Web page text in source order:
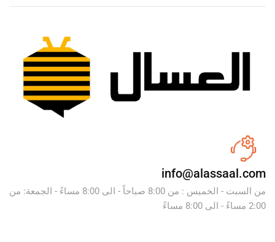
info@alassaal.com
من السبت - الخميس : من 8:00 صباحاً - الى 8:00 مساءً - الجمعة: من
2:00 مساءً - الى 8:00 مساءً